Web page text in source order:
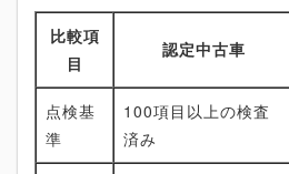
比較項
目
認定中古車
点検基
準
100項目以上の検査
済み